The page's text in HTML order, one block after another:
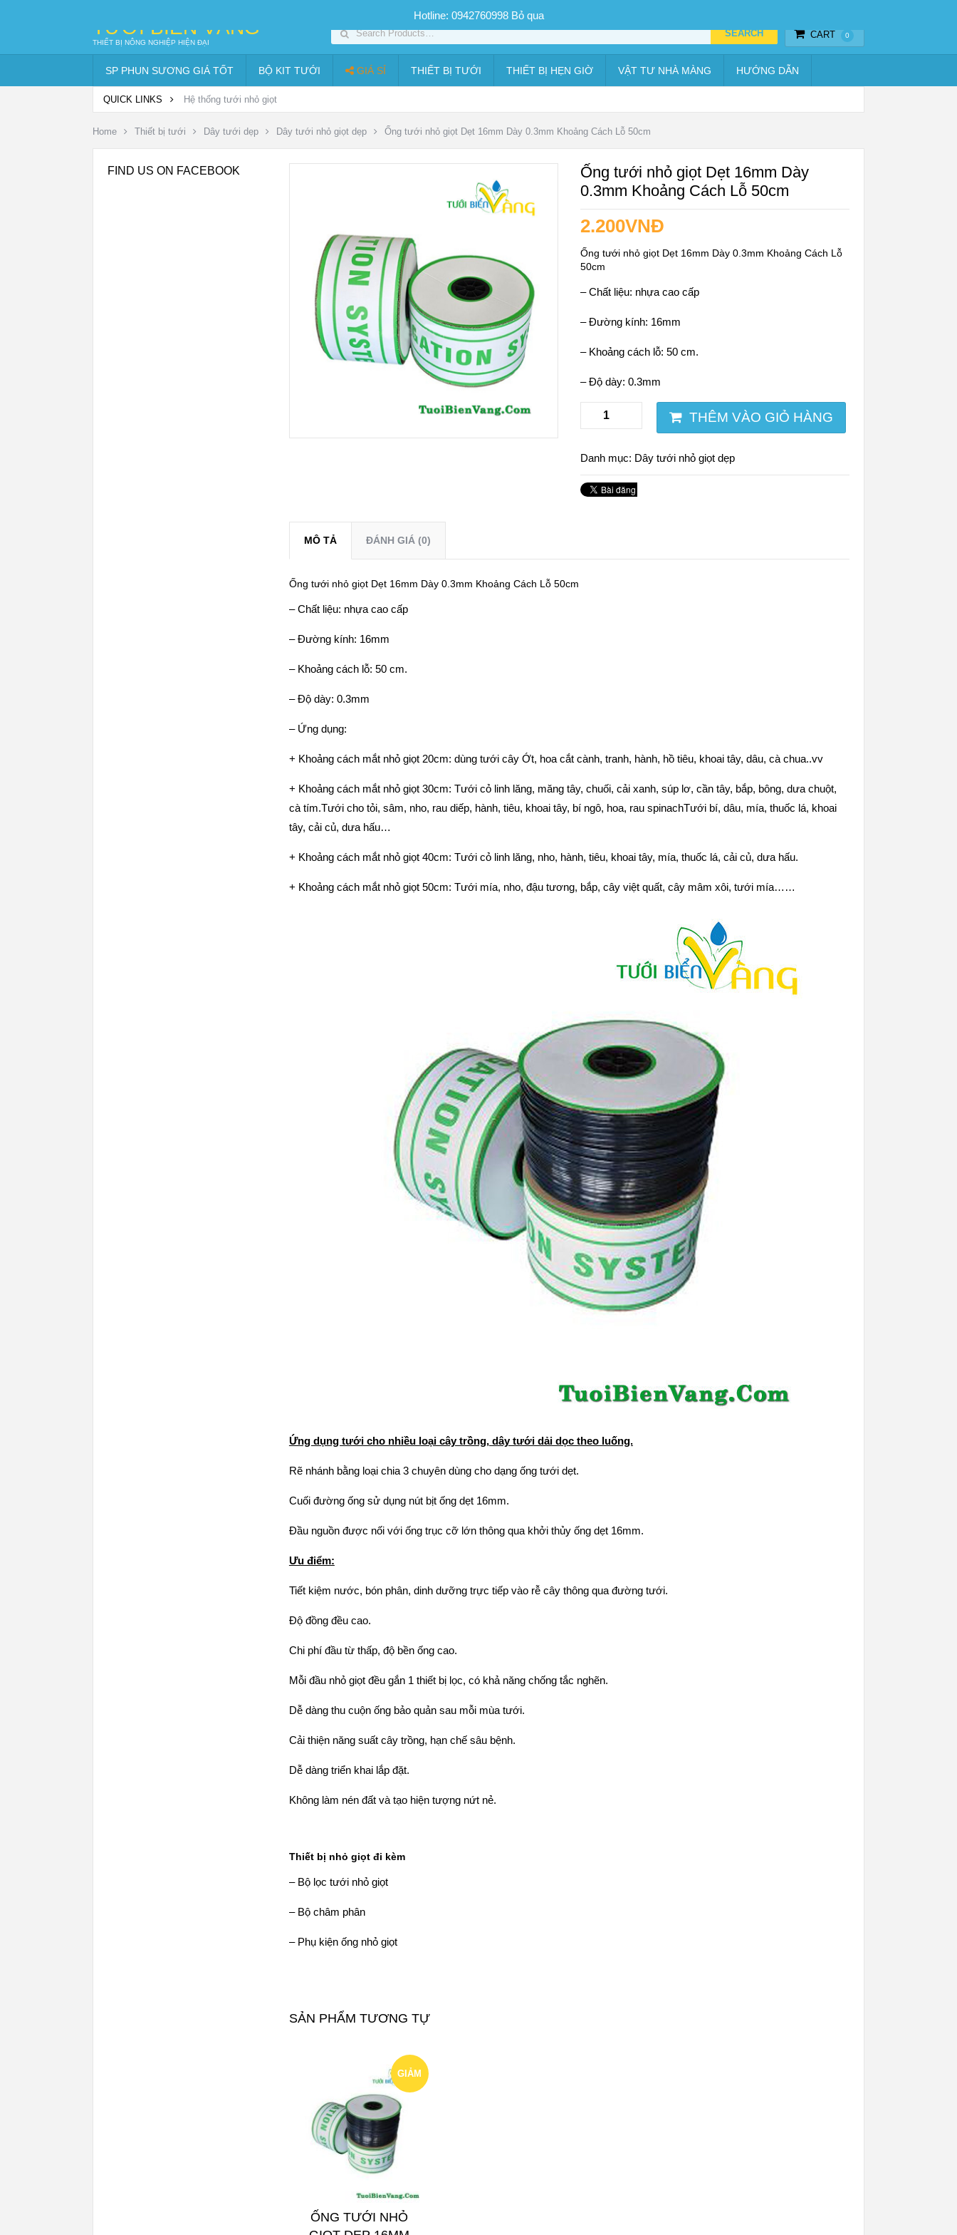
SP PHUN SƯƠNG GIÁ TỐT Bộ KIT tưới
TƯỚI BIỂN VÀNG
THIẾT BỊ NÔNG NGHIỆP HIỆN ĐẠI
CART 0
SP PHUN SƯƠNG GIÁ TỐT BỘ KIT TƯỚI GIÁ SỈ THIẾT BỊ TƯỚI THIẾT BỊ HẸN GIỜ VẬT TƯ NHÀ MÀNG HƯỚNG DẪN
QUICK LINKS Hệ thống tưới nhỏ giọt
Home Thiết bị tưới Dây tưới dẹp Dây tưới nhỏ giọt dẹp Ống tưới nhỏ giọt Dẹt 16mm Dày 0.3mm Khoảng Cách Lỗ 50cm
Ống tưới nhỏ giọt Dẹt 16mm Dày
0.3mm Khoảng Cách Lỗ 50cm
2.200VNĐ
Ống tưới nhỏ giọt Dẹt 16mm Dày 0.3mm Khoảng Cách Lỗ
50cm
– Chất liệu: nhựa cao cấp
– Đường kính: 16mm
– Khoảng cách lỗ: 50 cm.
– Độ dày: 0.3mm
THÊM VÀO GIỎ HÀNG
Danh mục: Dây tưới nhỏ giọt dẹp
MÔ TẢ ĐÁNH GIÁ (0)
Ống tưới nhỏ giọt Dẹt 16mm Dày 0.3mm Khoảng Cách Lỗ 50cm
– Chất liệu: nhựa cao cấp
– Đường kính: 16mm
– Khoảng cách lỗ: 50 cm.
– Độ dày: 0.3mm
– Ứng dụng:
+ Khoảng cách mắt nhỏ giọt 20cm: dùng tưới cây Ớt, hoa cắt cành, tranh, hành, hồ tiêu, khoai tây, dâu, cà chua..vv
+ Khoảng cách mắt nhỏ giọt 30cm: Tưới cỏ linh lăng, măng tây, chuối, cải xanh, súp lơ, cần tây, bắp, bông, dưa chuột,
cà tím.Tưới cho tỏi, sâm, nho, rau diếp, hành, tiêu, khoai tây, bí ngô, hoa, rau spinachTưới bí, dâu, mía, thuốc lá, khoai
tây, cải củ, dưa hấu…
+ Khoảng cách mắt nhỏ giọt 40cm: Tưới cỏ linh lăng, nho, hành, tiêu, khoai tây, mía, thuốc lá, cải củ, dưa hấu.
+ Khoảng cách mắt nhỏ giọt 50cm: Tưới mía, nho, đậu tương, bắp, cây việt quất, cây mâm xôi, tưới mía……
Ứng dụng tưới cho nhiều loại cây trồng, dây tưới dải dọc theo luống.
Rẽ nhánh bằng loại chia 3chuyên dùng cho dạng ống tưới dẹt.
Cuối đường ống sử dụng nút bịt ống dẹt 16mm.
Đầu nguồn được nối với ống trục cỡ lớn thông qua khởi thủy ống dẹt 16mm.
Ưu điểm:
Tiết kiệm nước, bón phân, dinh dưỡng trực tiếp vào rễ cây thông qua đường tưới.
Độ đồng đều cao.
Chi phí đầu từ thấp, độ bền ống cao.
Mỗi đầu nhỏ giọt đều gắn 1 thiết bị lọc, có khả năng chống tắc nghẽn.
Dễ dàng thu cuộn ống bảo quản sau mỗi mùa tưới.
Cải thiện năng suất cây trồng, hạn chế sâu bệnh.
Dễ dàng triển khai lắp đặt.
Không làm nén đất và tạo hiện tượng nứt nẻ.
Thiết bị nhỏ giọt đi kèm
– Bộ lọc tưới nhỏ giọt
– Bộ châm phân
– Phụ kiện ống nhỏ giọt
SẢN PHẨM TƯƠNG TỰ
GIẢM
GIÁ!
ỐNG TƯỚI NHỎ
FIND US ON FACEBOOK
Hotline: 0942760998 Bỏ qua